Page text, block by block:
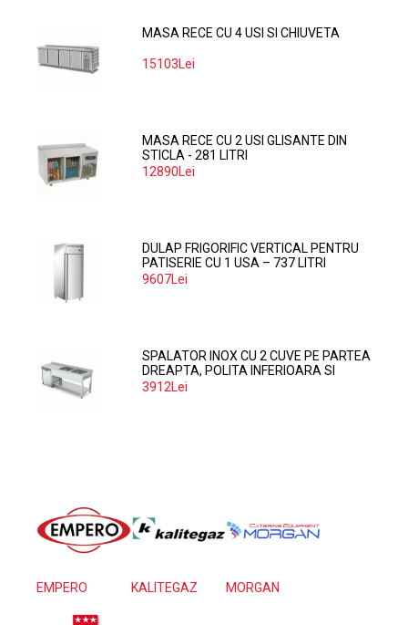
MASA RECE CU 4 USI SI CHIUVETA
15103Lei
MASA RECE CU 2 USI GLISANTE DIN
STICLA - 281 LITRI
12890Lei
DULAP FRIGORIFIC VERTICAL PENTRU
PATISERIE CU 1 USA – 737 LITRI
9607Lei
SPALATOR INOX CU 2 CUVE PE PARTEA
DREAPTA, POLITA INFERIOARA SI
SPATIU MASINA SPALAT 160*70*85
3912Lei
EMPERO KALITEGAZ MORGAN